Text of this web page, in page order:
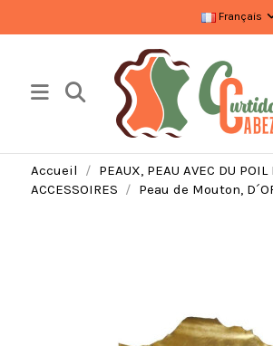
Français
Accueil
PEAUX, PEAU AVEC DU POIL
ACCESSOIRES
Peau de Mouton,